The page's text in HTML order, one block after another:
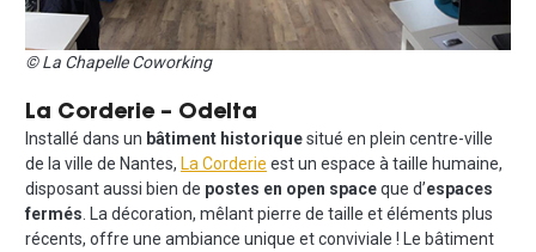
© La Chapelle Coworking
La Corderie – Odelta
Installé dans un bâtiment historiquesitué en plein centre-ville
de la ville de Nantes, La Corderie est un espace à taille humaine,
disposant aussi bien de postes en open spaceque d’espaces
fermés . La décoration, mêlant pierre de taille et éléments plus
récents, offre une ambiance unique et conviviale ! Le bâtiment